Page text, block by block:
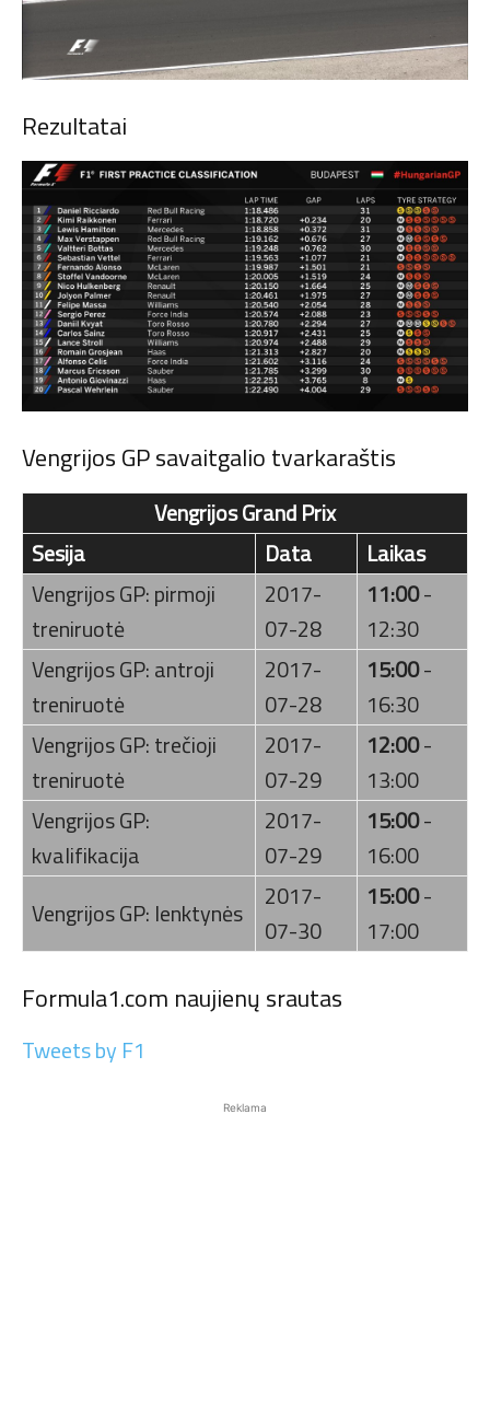
Rezultatai
Vengrijos GP savaitgalio tvarkaraštis
Vengrijos Grand Prix
Sesija
Data
Laikas
Vengrijos GP: pirmoji
treniruotė
2017-
07-28
11:00-
12:30
Vengrijos GP: antroji
treniruotė
2017-
07-28
15:00-
16:30
Vengrijos GP: trečioji
treniruotė
2017-
07-29
12:00-
13:00
Vengrijos GP:
kvalifikacija
2017-
07-29
15:00-
16:00
Vengrijos GP: lenktynės
2017-
07-30
15:00-
17:00
Formula1.com naujienų srautas
Tweets by F1
Reklama